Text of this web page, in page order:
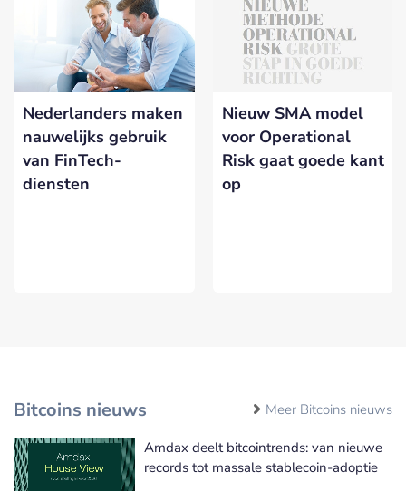
Nederlanders maken
nauwelijks gebruik
van FinTech-
diensten
Nieuw SMA model
voor Operational
Risk gaat goede kant
op
Bitcoins nieuws Meer Bitcoins nieuws
Amdax deelt bitcointrends: van nieuwe
records tot massale stablecoin-adoptie